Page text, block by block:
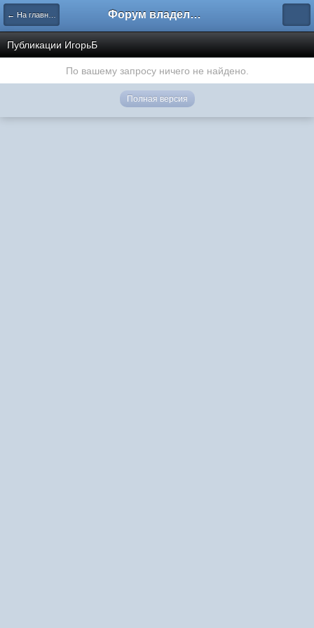
← На главную Форум владельцев интернет-магазинов
Публикации ИгорьБ
По вашему запросу ничего не найдено.
Полная версия